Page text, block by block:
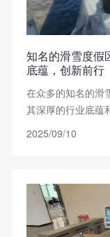
知名的滑雪度
底蕴，创新前行
在众多的知名的滑
其深厚的行业底蕴
2025/09/10